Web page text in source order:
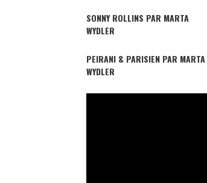
SONNY ROLLINS PAR MARTA
WYDLER
PEIRANI & PARISIEN PAR MARTA
WYDLER